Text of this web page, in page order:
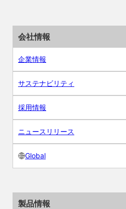
会社情報
企業情報
サステナビリティ
採用情報
ニュースリリース
Global
製品情報